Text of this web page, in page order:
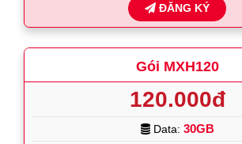
ĐĂNG KÝ
Gói MXH120
120.000đ
Data: 30GB